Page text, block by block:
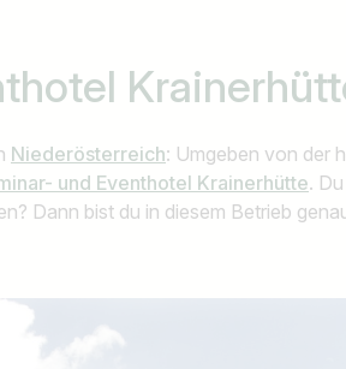
Niederösterreich: Umgeben von der
und Eventhotel Krainerhütte.
Dann bist du in diesem Betrieb